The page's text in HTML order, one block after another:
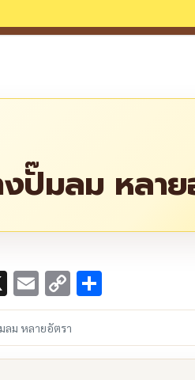
ปั๊มลม หลาย
X Email
Copy
Link
ลม หลายอัตรา